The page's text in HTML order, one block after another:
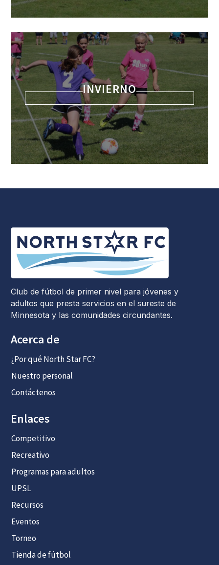
INVIERNO
Club de fútbol de primer nivel para jóvenes y
adultos que presta servicios en el sureste de
Minnesota y las comunidades circundantes.
Acerca de
¿Por qué North Star FC?
Nuestro personal
Contáctenos
Enlaces
Competitivo
Recreativo
Programas para adultos
UPSL
Recursos
Eventos
Torneo
Tienda de fútbol